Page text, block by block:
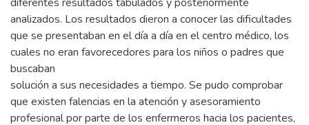
analizados. Los resultados dieron a conocer las dificultades
que se presentaban en el día a día en el centro médico, los
cuales no eran favorecedores para los niños o padres que
buscaban
solución a sus necesidades a tiempo. Se pudo comprobar
que existen falencias en la atención y asesoramiento
profesional por parte de los enfermeros hacia los pacientes,